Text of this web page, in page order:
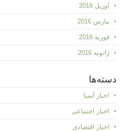
آوریل 2016
مارس 2016
فوریه 2016
ژانویه 2016
دسته‌ها
اخبار آسیا
اخبار اجتماعی
اخبار اقتصادی